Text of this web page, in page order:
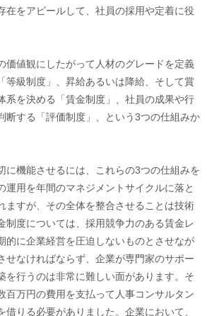
在をアピールして、社員の採用や定着に役
価値観にしたがって人材のグレードを定義
等級制度」、昇給あるいは降給、そして賞
系を決める「賃金制度」、社員の成果や行
断する「評価制度」、という3つの仕組みか
に機能させるには、これらの3つの仕組みを
運用を年間のマネジメントサイクルに落と
ますが、その全体を整合させることは技術
制度については、採用競争力のある賃金レ
的に企業経営を圧迫しないものとさせなが
せなければならず、企業が専門家のサポー
を行うのは非常に難しい面があります。そ
百万円の費用を支払って人事コンサルタン
借りる必要がありました。企業において、